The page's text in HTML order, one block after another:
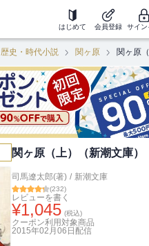
はじめて 会員登録 サイン
歴史・時代小説 関ヶ原 関ヶ原
関ヶ原（上）（新潮文庫）
司馬遼太郎(著) / 新潮文庫
(232)
レビューを書く
¥1,045 (税込)
クーポン利用対象商品
2015年02月06日 配信